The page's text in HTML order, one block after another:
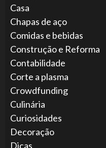
Casa
Chapas de aço
Comidas e bebidas
Construção e Reforma
Contabilidade
Corte a plasma
Crowdfunding
Culinária
Curiosidades
Decoração
Dicas